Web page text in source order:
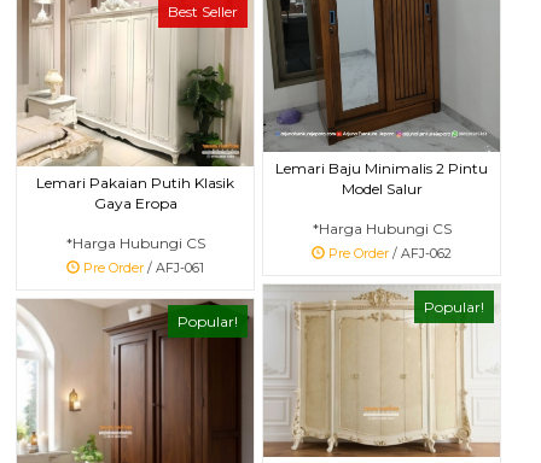
Lemari Baju Minimalis 2 Pintu
Model Salur
*Harga Hubungi CS
Pre Order / AFJ-062
Best Seller
Lemari Pakaian Putih Klasik
Gaya Eropa
*Harga Hubungi CS
Pre Order / AFJ-061
Popular!
Popular!